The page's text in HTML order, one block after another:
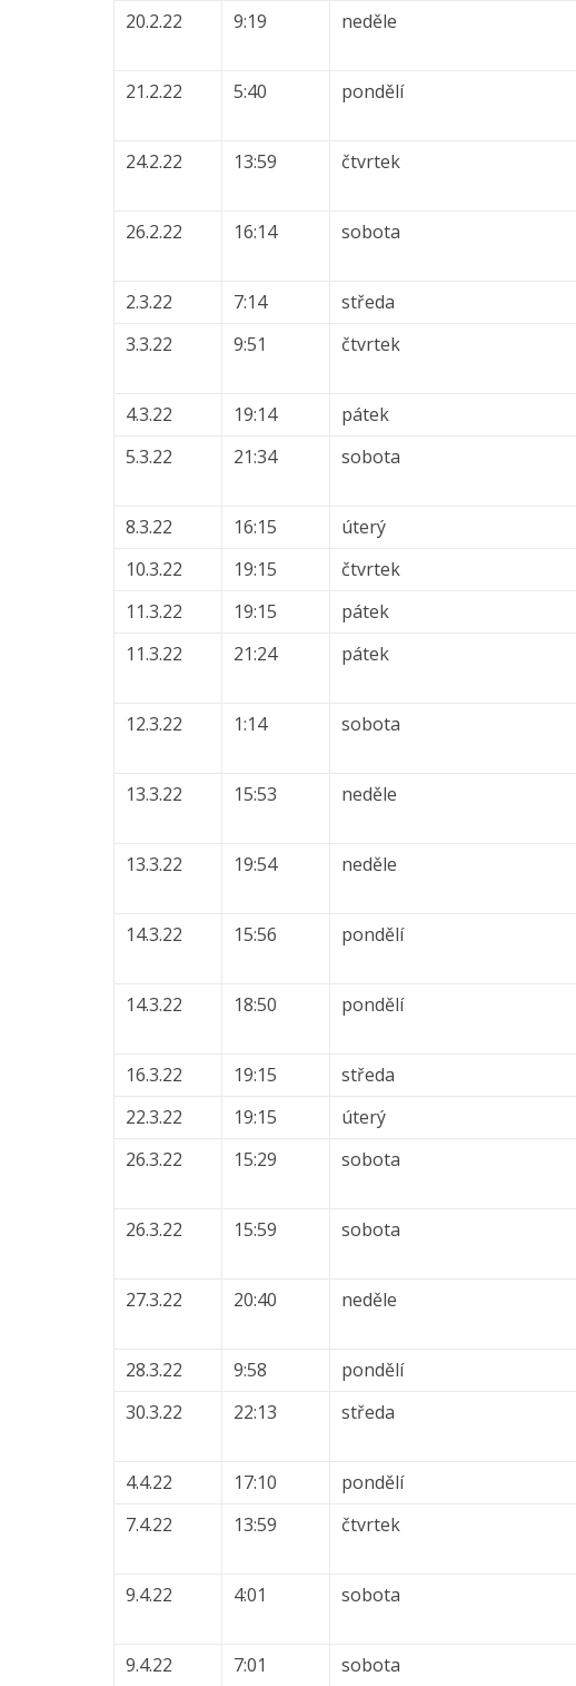
20.2.22
9:19 neděle
21.2.22
5:40 pondělí
24.2.22
13:59 čtvrtek
26.2.22
16:14 sobota
2.3.22
7:14 středa
3.3.22
9:51 čtvrtek
4.3.22
19:14 pátek
5.3.22
21:34 sobota
8.3.22
16:15 úterý
10.3.22
19:15 čtvrtek
11.3.22
19:15 pátek
11.3.22
21:24 pátek
12.3.22
1:14 sobota
13.3.22
15:53 neděle
13.3.22
19:54 neděle
14.3.22
15:56 pondělí
14.3.22
18:50 pondělí
16.3.22
19:15 středa
22.3.22
19:15 úterý
26.3.22
15:29 sobota
26.3.22
15:59 sobota
27.3.22
20:40 neděle
28.3.22
9:58 pondělí
30.3.22
22:13 středa
4.4.22
17:10 pondělí
7.4.22
13:59 čtvrtek
9.4.22
4:01 sobota
9.4.22
7:01 sobota